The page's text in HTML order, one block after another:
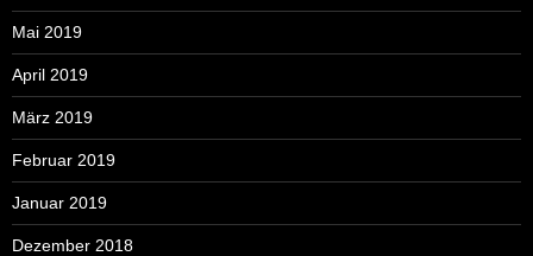
Mai 2019
April 2019
März 2019
Februar 2019
Januar 2019
Dezember 2018